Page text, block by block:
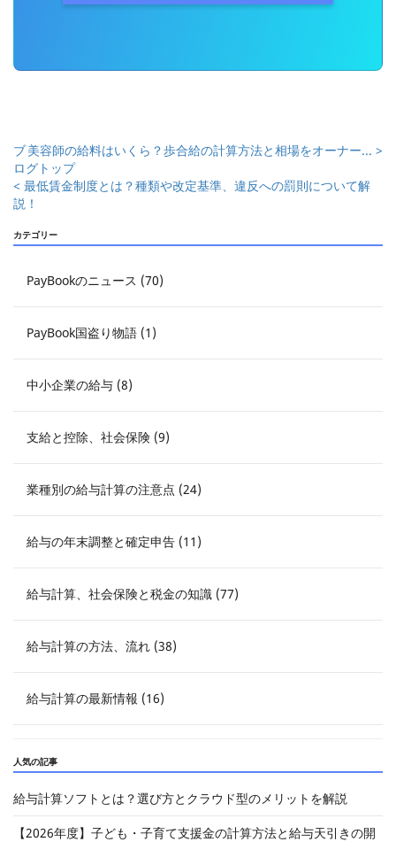
美容師の給料はいくら？歩合給の計算方法と相場をオーナー... >
ブ
ログトップ
< 最低賃金制度とは？種類や改定基準、違反への罰則について解
説！
カテゴリー
PayBookのニュース (70)
PayBook国盗り物語 (1)
中小企業の給与 (8)
支給と控除、社会保険 (9)
業種別の給与計算の注意点 (24)
給与の年末調整と確定申告 (11)
給与計算、社会保険と税金の知識 (77)
給与計算の方法、流れ (38)
給与計算の最新情報 (16)
人気の記事
給与計算ソフトとは？選び方とクラウド型のメリットを解説
【2026年度】子ども・子育て支援金の計算方法と給与天引きの開